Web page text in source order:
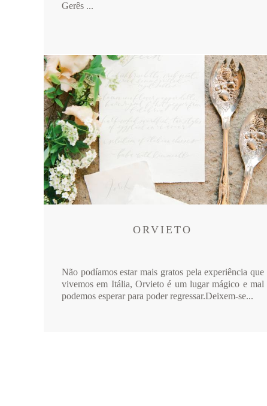
Gerês ...
ORVIETO
Não podíamos estar mais gratos pela experiência que
vivemos em Itália, Orvieto é um lugar mágico e mal
podemos esperar para poder regressar.Deixem-se...